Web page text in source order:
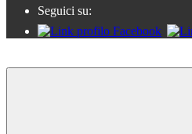
Seguici su: